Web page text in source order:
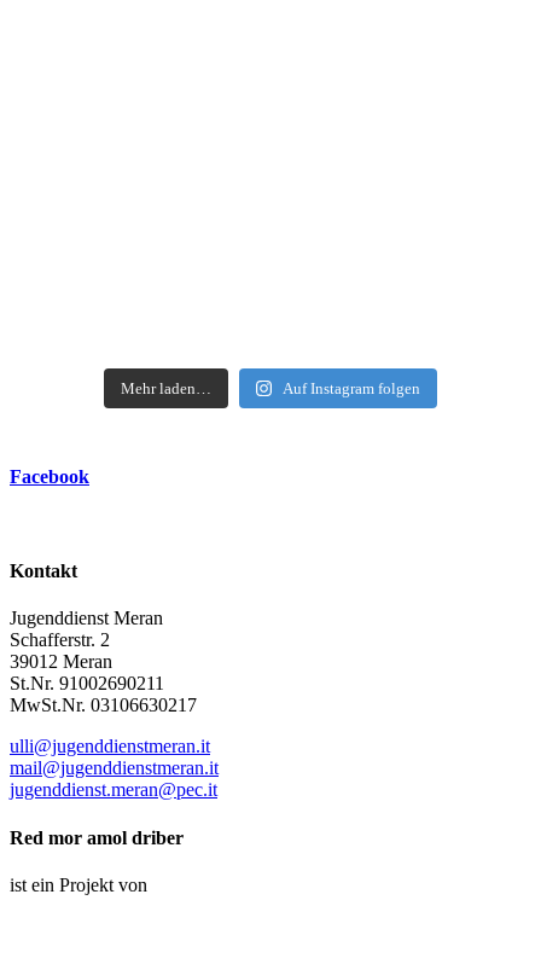
Mehr laden… Auf Instagram folgen
Facebook
Kontakt
Jugenddienst Meran
Schafferstr. 2
39012 Meran
St.Nr. 91002690211
MwSt.Nr. 03106630217
ulli@jugenddienstmeran.it
mail@jugenddienstmeran.it
jugenddienst.meran@pec.it
Red mor amol driber
ist ein Projekt von